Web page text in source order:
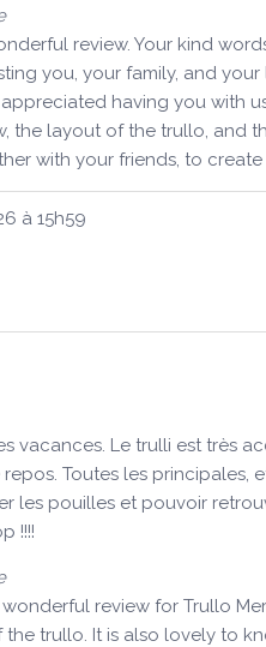
review. Your kind
you, your family, and
having you with
the layout of the trullo,
with your friends, to
à 15h59
vacances. Le trulli est très
Toutes les principales,
les pouilles et pouvoir
!!!!
review for Trullo
trullo. It is also lovely to